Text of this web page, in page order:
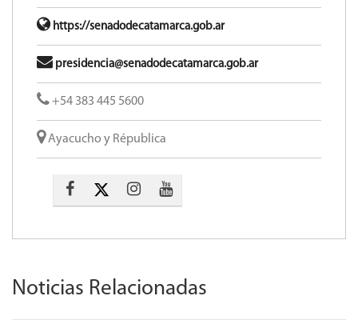
https://senadodecatamarca.gob.ar
presidencia@senadodecatamarca.gob.ar
+54 383 445 5600​
Ayacucho y Républica
Noticias Relacionadas